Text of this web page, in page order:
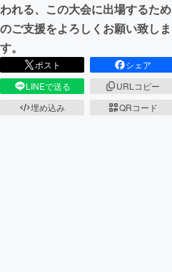
われる、この大会に出場するため
のご支援をよろしくお願い致しま
す。
ポスト
シェア
LINEで送る
URLコピー
埋め込み
QRコード